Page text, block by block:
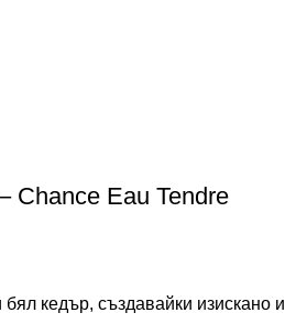
Chance Eau Tendre
кедър, създавайки изискано и